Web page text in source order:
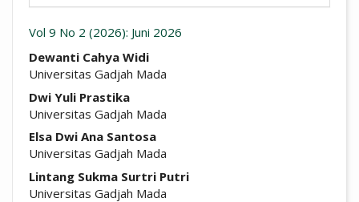
Vol 9 No 2 (2026): Juni 2026
Dewanti Cahya Widi
Universitas Gadjah Mada
Dwi Yuli Prastika
Universitas Gadjah Mada
Elsa Dwi Ana Santosa
Universitas Gadjah Mada
Lintang Sukma Surtri Putri
Universitas Gadjah Mada